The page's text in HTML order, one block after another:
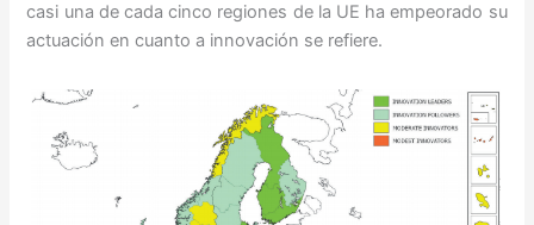
casi una de cada cinco regiones de la UE ha empeorado su
actuación en cuanto a innovación se refiere.